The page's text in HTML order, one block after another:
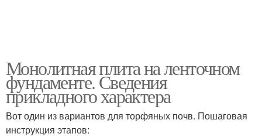
Монолитная плита на ленточном
фундаменте. Сведения
прикладного характера
Вот один из вариантов для торфяных почв. Пошаговая
инструкция этапов: